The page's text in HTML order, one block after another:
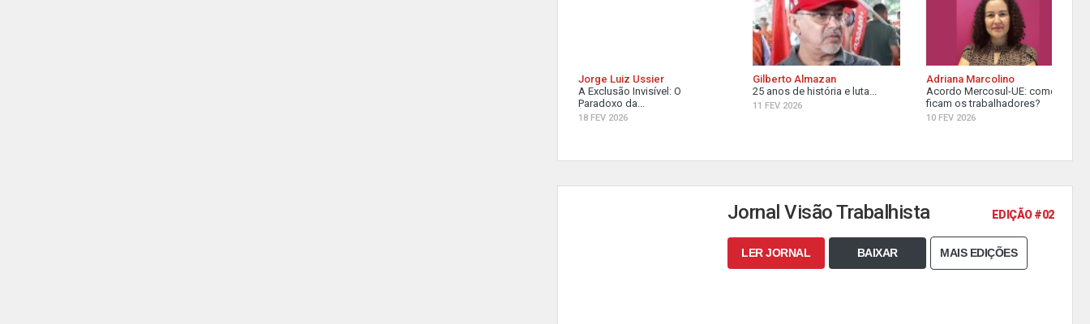
Jorge Luiz Ussier
A Exclusão Invisível: O
Paradoxo da...
18 FEV 2026
Gilberto Almazan
25 anos de história e luta...
11 FEV 2026
Adriana Marcolino
Acordo Mercosul-UE: como
ficam os trabalhadores?
10 FEV 2026
Jornal Visão Trabalhista EDIÇÃO #02
LER JORNAL BAIXAR MAIS EDIÇÕES